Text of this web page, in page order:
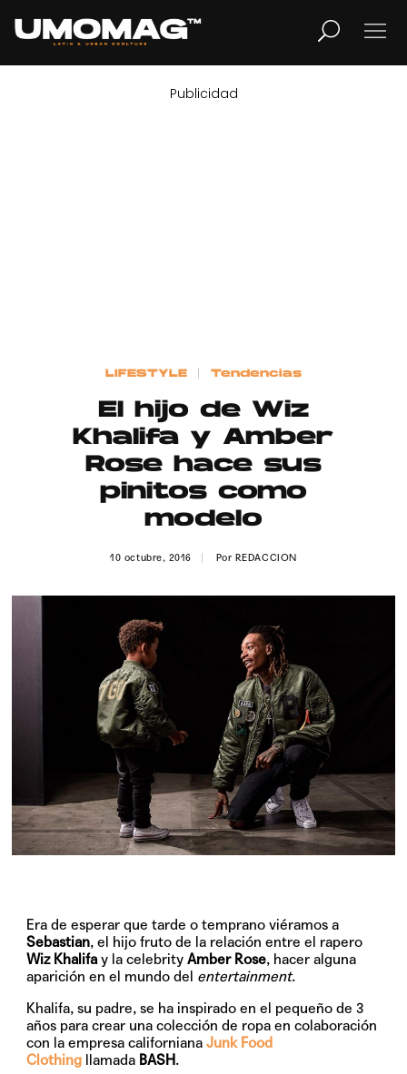
LIFESTYLE
Contacto
Aviso Legal
© 2015-2022 UMOMAG. PROPIEDAD DE UMO agency. TODOS LOS
DERECHOS RESERVADOS.
Publicidad
LIFESTYLE Tendencias
El hijo de Wiz
Khalifa y Amber
Rose hace sus
pinitos como
modelo
10 octubre, 2016 Por REDACCION
Era de esperar que tarde o temprano viéramos a
Sebastian, el hijo fruto de la relación entre el rapero
Wiz Khalifay la celebrityAmber Rose, hacer alguna
aparición en el mundo del entertainment.
Khalifa, su padre, se ha inspirado en el pequeño de 3
años para crear una colección de ropa en colaboración
con la empresa californiana Junk Food
Clothing llamada BASH.